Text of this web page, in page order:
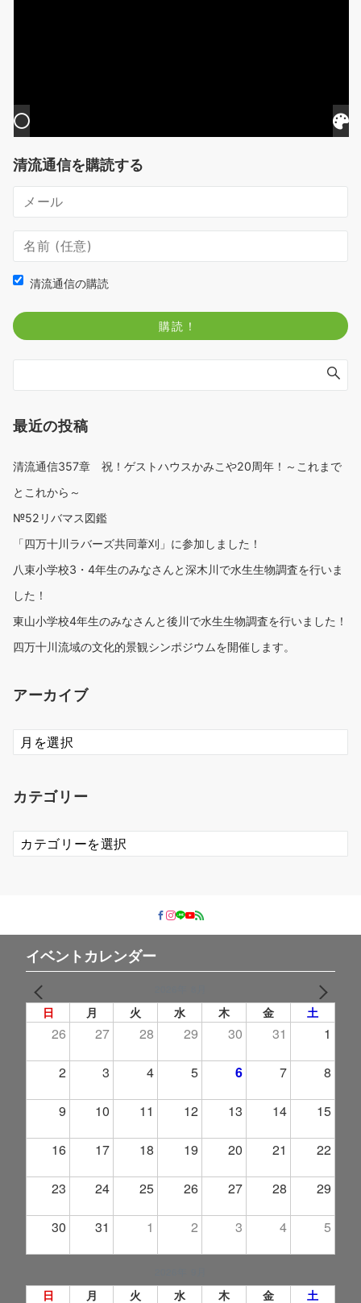
清流通信を購読する
清流通信の購読
最近の投稿
清流通信357章 祝！ゲストハウスかみこや20周年！～これまで
とこれから～
№52リバマス図鑑
「四万十川ラバーズ共同葦刈」に参加しました！
八束小学校3・4年生のみなさんと深木川で水生生物調査を行いま
した！
東山小学校4年生のみなさんと後川で水生生物調査を行いました！
四万十川流域の文化的景観シンポジウムを開催します。
アーカイブ
ア
ー
ブ
カテゴリー
カ
テ
イベントカレンダー
日 月 火 水 木 金 土
26 27 28 29 30 31 1
2 3 4 5 6 7 8
9 10 11 12 13 14 15
16 17 18 19 20 21 22
23 24 25 26 27 28 29
30 31 1 2 3 4 5
日 月 火 水 木 金 土